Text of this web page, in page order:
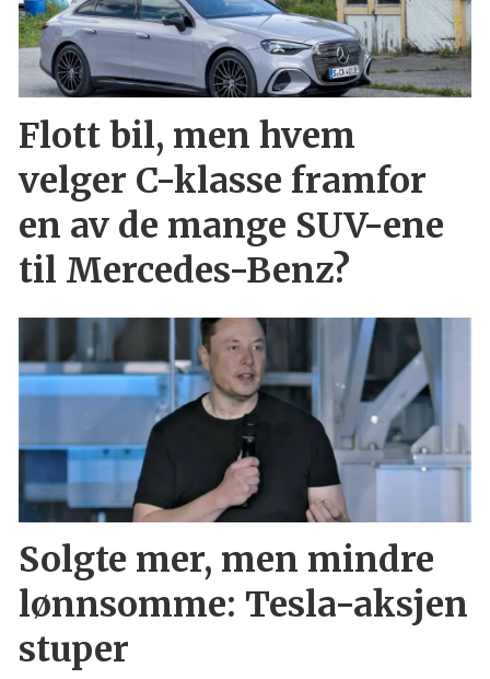
Flott bil, men hvem
velger C-klasse framfor
en av de mange SUV-ene
til Mercedes-Benz?
Solgte mer, men mindre
lønnsomme: Tesla-aksjen
stuper